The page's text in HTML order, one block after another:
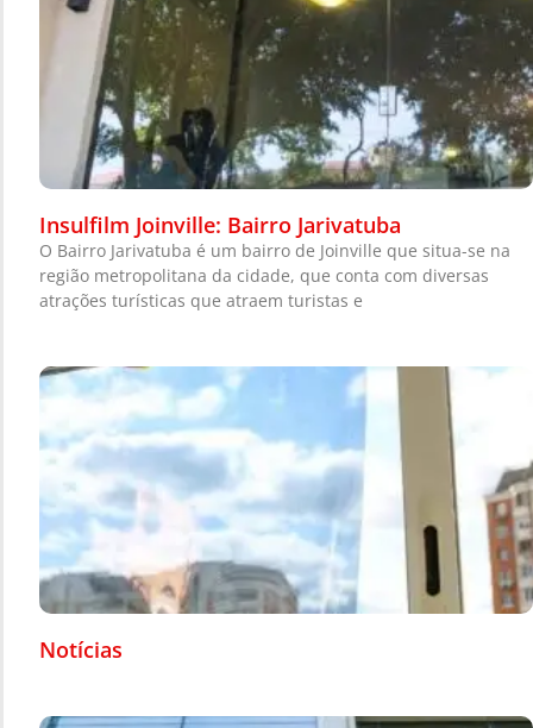
Insulfilm Joinville: Bairro Jarivatuba
O Bairro Jarivatuba é um bairro de Joinville que situa-se na
região metropolitana da cidade, que conta com diversas
atrações turísticas que atraem turistas e
Notícias